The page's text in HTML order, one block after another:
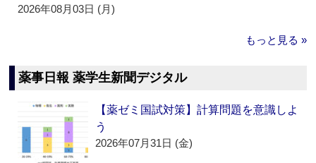
2026年08月03日 (月)
もっと見る »
薬事日報 薬学生新聞デジタル
【薬ゼミ国試対策】計算問題を意識しよ
う
2026年07月31日 (金)